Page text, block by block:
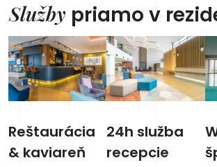
Služby priamo v
Reštaurácia
& kaviareň
24h služba
recepcie